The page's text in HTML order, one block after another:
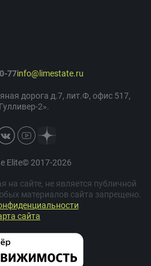
Elite© 2017-2026
сайте, не является публичной
материалов сайта запрещено.
сайта
77info@limestate.ru
дорога д.7, лит.Ф, офис 517,
2».